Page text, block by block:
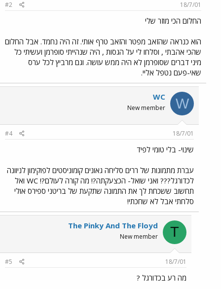
18/7/01
#2
החלום הכי מוזר שלי
הוא כנראה שהזאב מפטר והזאב טרף אותי. זה היה נחמד. אבל החלום
שהכי אהבתי , וסלחו לי על הגסות , היה שנהייתי סופרמן ועשיתי כל
מיני דברים שסופרמן לא היה ממש עושה. וגם מרביץ לכל ערס
שאי-פעם נטפל אליי.
W
WC
New member
18/7/01
#4
שינוי- בלי טומי לפיד
עברת מתמונות של ררים סליחה גאונים קומוניסטים לפוקימון לניוונה
לכדורגל??? ואני שואל- הכצעקתה?! מה קורה לעולם?! WC ואל
תחשוב ששכחת לך את התמונה שתקעת של בריטני ספירס אולי
סלחתי אבל לא שחכתי!
T
The Pinky And The Floyd
New member
18/7/01
#5
מה רע בכדורגל ?